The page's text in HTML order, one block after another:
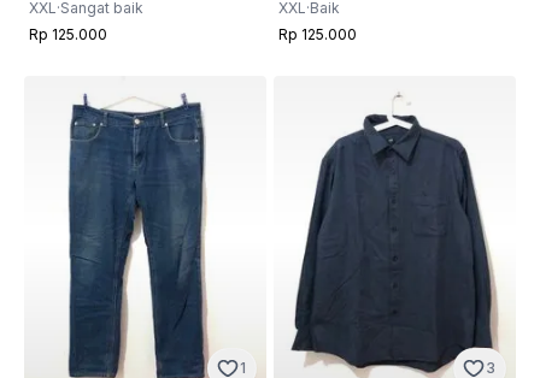
XXL·Sangat baik
Rp 125.000
XXL·Baik
Rp 125.000
1 3